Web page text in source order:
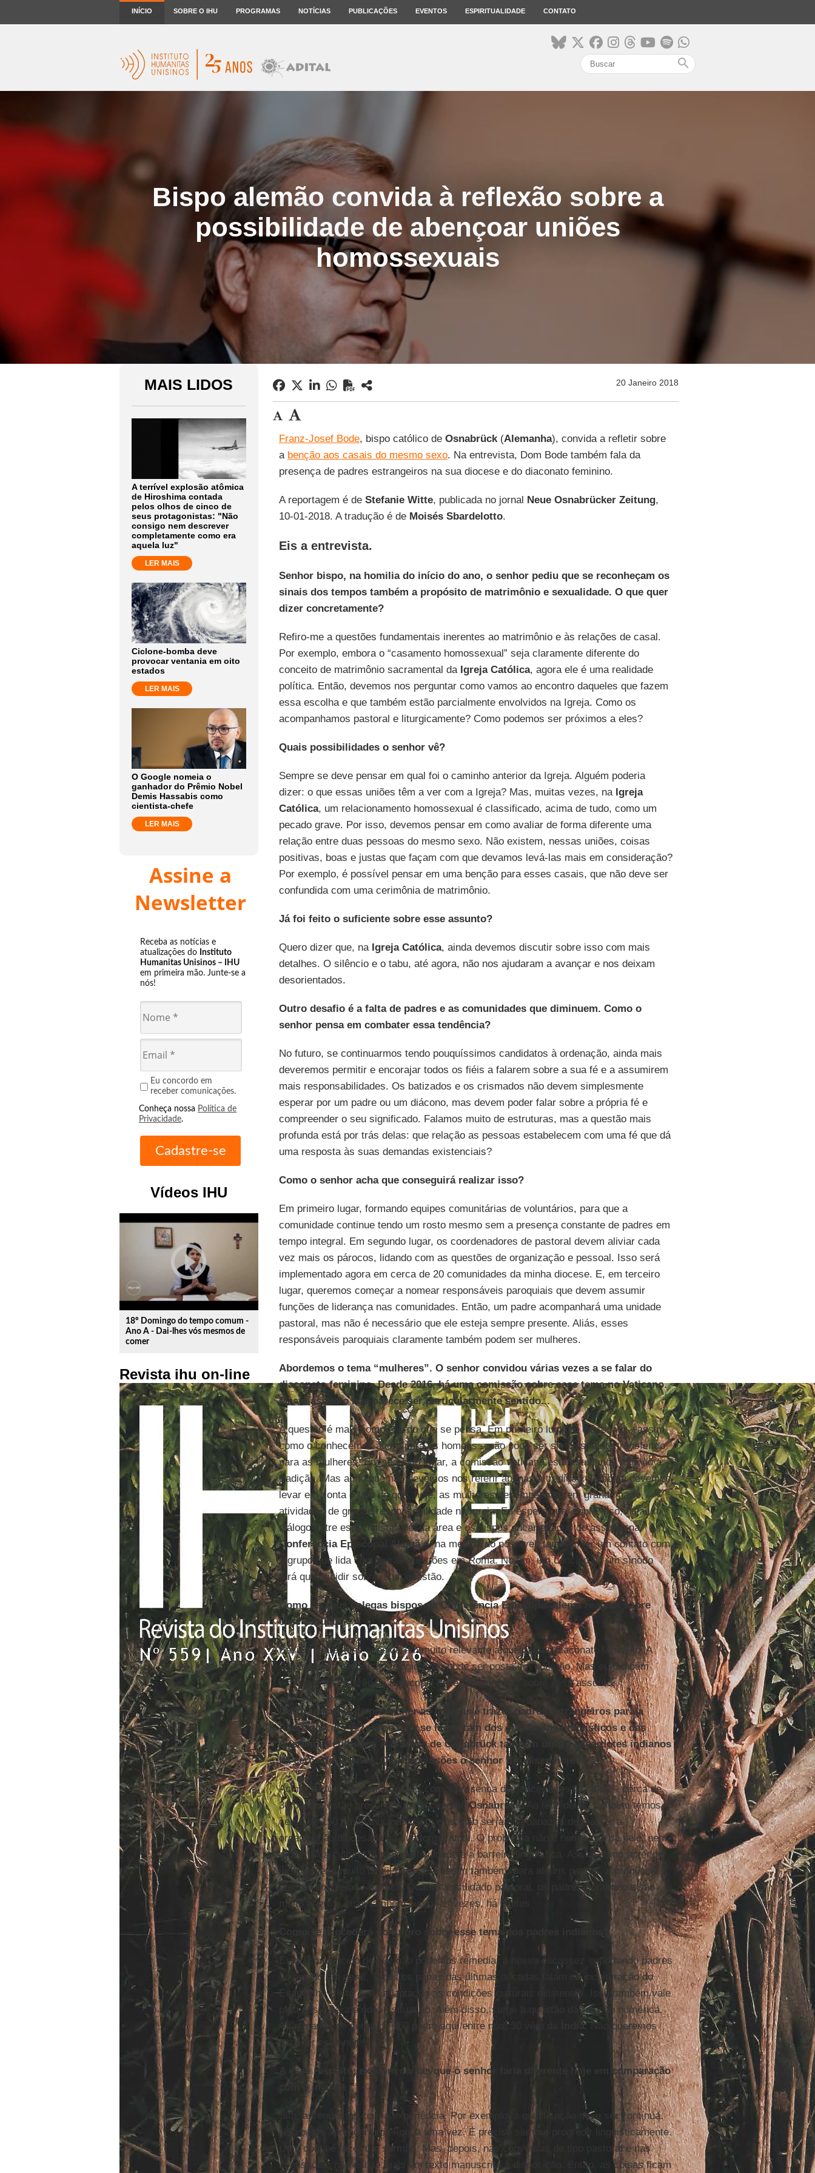
INÍCIO SOBRE O IHU PROGRAMAS NOTÍCIAS PUBLICAÇÕES EVENTOS ESPIRITUALIDADE CONTATO
search
Bispo alemão convida à reflexão sobre a
possibilidade de abençoar uniões
homossexuais
MAIS LIDOS
A terrível explosão atômica
de Hiroshima contada
pelos olhos de cinco de
seus protagonistas: "Não
consigo nem descrever
completamente como era
aquela luz"
LER MAIS
Ciclone-bomba deve
provocar ventania em oito
estados
LER MAIS
O Google nomeia o
ganhador do Prêmio Nobel
Demis Hassabis como
cientista-chefe
LER MAIS
Assine a
Newsletter
Receba as notícias e
atualizações do Instituto
Humanitas Unisinos – IHU
em primeira mão. Junte-se a
nós!
Eu concordo em
receber comunicações.
Conheça nossa Política de
Privacidade.
Vídeos IHU
play_circle_outline
18º Domingo do tempo comum -
Ano A - Dai-lhes vós mesmos de
comer
Revista ihu on-line
20 Janeiro 2018
Franz-Josef Bode, bispo católico de Osnabrück(Alemanha), convida a refletir sobre
a benção aos casais do mesmo sexo. Na entrevista, Dom Bode também fala da
presença de padres estrangeiros na sua diocese e do diaconato feminino.
A reportagem é de Stefanie Witte, publicada no jornal Neue Osnabrücker Zeitung,
10-01-2018. A tradução é de Moisés Sbardelotto.
Eis a entrevista.
Senhor bispo, na homilia do início do ano, o senhor pediu que se reconheçam os
sinais dos tempos também a propósito de matrimônio e sexualidade. O que quer
dizer concretamente?
Refiro-me a questões fundamentais inerentes ao matrimônio e às relações de casal.
Por exemplo, embora o “casamento homossexual” seja claramente diferente do
conceito de matrimônio sacramental da Igreja Católica, agora ele é uma realidade
política. Então, devemos nos perguntar como vamos ao encontro daqueles que fazem
essa escolha e que também estão parcialmente envolvidos na Igreja. Como os
acompanhamos pastoral e liturgicamente? Como podemos ser próximos a eles?
Quais possibilidades o senhor vê?
Sempre se deve pensar em qual foi o caminho anterior da Igreja. Alguém poderia
dizer: o que essas uniões têm a ver com a Igreja? Mas, muitas vezes, na Igreja
Católica, um relacionamento homossexual é classificado, acima de tudo, como um
pecado grave. Por isso, devemos pensar em como avaliar de forma diferente uma
relação entre duas pessoas do mesmo sexo. Não existem, nessas uniões, coisas
positivas, boas e justas que façam com que devamos levá-las mais em consideração?
Por exemplo, é possível pensar em uma benção para esses casais, que não deve ser
confundida com uma cerimônia de matrimônio.
Já foi feito o suficiente sobre esse assunto?
Quero dizer que, na Igreja Católica, ainda devemos discutir sobre isso com mais
detalhes. O silêncio e o tabu, até agora, não nos ajudaram a avançar e nos deixam
desorientados.
Outro desafio é a falta de padres e as comunidades que diminuem. Como o
senhor pensa em combater essa tendência?
No futuro, se continuarmos tendo pouquíssimos candidatos à ordenação, ainda mais
deveremos permitir e encorajar todos os fiéis a falarem sobre a sua fé e a assumirem
mais responsabilidades. Os batizados e os crismados não devem simplesmente
esperar por um padre ou um diácono, mas devem poder falar sobre a própria fé e
compreender o seu significado. Falamos muito de estruturas, mas a questão mais
profunda está por trás delas: que relação as pessoas estabelecem com uma fé que dá
uma resposta às suas demandas existenciais?
Como o senhor acha que conseguirá realizar isso?
Em primeiro lugar, formando equipes comunitárias de voluntários, para que a
comunidade continue tendo um rosto mesmo sem a presença constante de padres em
tempo integral. Em segundo lugar, os coordenadores de pastoral devem aliviar cada
vez mais os párocos, lidando com as questões de organização e pessoal. Isso será
implementado agora em cerca de 20 comunidades da minha diocese. E, em terceiro
lugar, queremos começar a nomear responsáveis paroquiais que devem assumir
funções de liderança nas comunidades. Então, um padre acompanhará uma unidade
pastoral, mas não é necessário que ele esteja sempre presente. Aliás, esses
responsáveis paroquiais claramente também podem ser mulheres.
Abordemos o tema “mulheres”. O senhor convidou várias vezes a se falar do
diaconato feminino. Desde 2016, há uma comissão sobre esse tema no Vaticano.
Mas o assunto não parece ser particularmente sentido...
A questão é mais complexa do que se pensa. Em primeiro lugar, o diaconato – assim
como o conhecemos agora para os homens – não pode ser simplesmente transferido
para as mulheres. Em segundo lugar, a comissão vaticana está estudando a fundo a
tradição. Mas acho que não devemos nos referir apenas à tradição. Também devemos
levar em conta o fato de que, hoje, as mulheres desempenham em grande parte,
atividades de grande responsabilidade na Igreja. Eu espero que, sobre isso, haja um
diálogo entre especialistas nessa área e os bispos encarregados do assunto na
Conferência Episcopal Alemãe, na medida do possível, também ter um contato com
o grupo que lida com essas questões em Roma. No fim, um concílio ou um sínodo
terá que decidir sobre essa questão.
Como os seus colegas bispos da Conferência Episcopal Alemã reagem sobre
esse assunto?
Basicamente, eles consideram muito relevante a questão do diaconato feminino. A
seriedade da pesquisa teológica não pode ser posta em questão. Mas eu também
acho que a Conferência Episcopal deve discutir mais sobre esse assunto.
Outra tentativa de preencher as lacunas é trazer padres estrangeiros para a
Alemanha. Às vezes, os fiéis se lamentam dos obstáculos linguísticos e das
diferenças culturais. A diocese de Osnabrück também utiliza sacerdotes indianos
há cerca de 10 anos. Que conclusões o senhor tira disso hoje?
Acima de tudo, estamos felizes com a presença dos sacerdotes indianos – cerca de
30 padres estão presentes na diocese deOsnabrück. Ao lado deles, também temos
cerca de 150 irmãs indianas. Sem eles, não seríamos capazes de manter a
organização diocesana na sua forma atual. O problema não é nem a cor da pele, nem
a diferença cultural. A maior dificuldade é a barreira linguística. Assim como aprender
indiano seria muito difícil para nós, assim também, para alguns padres, a pronúncia
precisa em alemão é difícil. Quanto ao cuidado pastoral, os padres geralmente são
muito abertos, mas também nisso, às vezes, há limites.
Como se procederá no futuro sobre esse tema dos padres indianos?
Estou convencido de que não podemos remediar a nossa escassez importando padres
do mundo em geral. Todos os papas das últimas décadas falam da inculturação do
Evangelho – isto é, da adaptação às condições culturais existentes. Isso também vale
para nós e para a nossa situação. Além disso, surge a questão da relação numérica.
Atualmente, de cerca de 150 padre aqui entre nós, 30 vêm da
Índia. Não queremos
exceder esse nível.
A esse respeito, existem coisas que o senhor faria diferente hoje em comparação
com o início?
Sim, aprendemos com a experiência. Por exemplo, a qualificação deve ser contínua.
Não basta aprender uma língua uma vez. É preciso sempre progredir linguisticamente.
Uma coisa é fazer um sermão. Mas, depois, nas conversas de tipo pastoral e nas
confissões, não existe mais um texto manuscrito à disposição. Então, as coisas ficam